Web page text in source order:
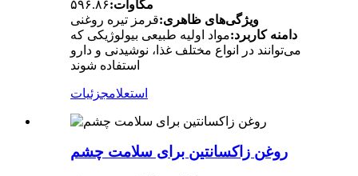
مگاوات:۵۹۶.۸۶
ویژگی‌های ظاهری:قرمز تیره روغنی
دامنه کاربرد:مواد اولیه طبیعی بیولوژیکی که
می‌توانند در انواع مختلف غذا، نوشیدنی و دارو
استفاده شوند
استعلامجزئیات
روغن زاکسانتین برای سلامت چشم